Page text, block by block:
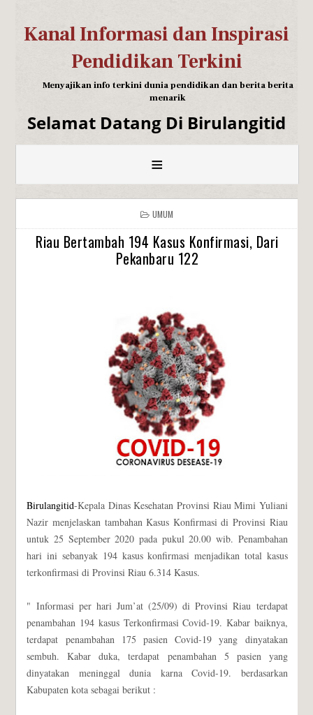
Kanal Informasi dan Inspirasi
Pendidikan Terkini
Menyajikan info terkini dunia pendidikan dan berita berita
menarik
Selamat Datang Di Birulangitid
≡
UMUM
Riau Bertambah 194 Kasus Konfirmasi, Dari
Pekanbaru 122
Birulangitid-Kepala Dinas Kesehatan Provinsi Riau Mimi Yuliani
Nazir menjelaskan tambahan Kasus Konfirmasi di Provinsi Riau
untuk 25 September 2020 pada pukul 20.00 wib. Penambahan
hari ini sebanyak 194 kasus konfirmasi menjadikan total kasus
terkonfirmasi di Provinsi Riau 6.314 Kasus.
" Informasi per hari Jum’at (25/09) di Provinsi Riau terdapat
penambahan 194 kasus Terkonfirmasi Covid-19. Kabar baiknya,
terdapat penambahan 175 pasien Covid-19 yang dinyatakan
sembuh. Kabar duka, terdapat penambahan 5 pasien yang
dinyatakan meninggal dunia karna Covid-19. berdasarkan
Kabupaten kota sebagai berikut :